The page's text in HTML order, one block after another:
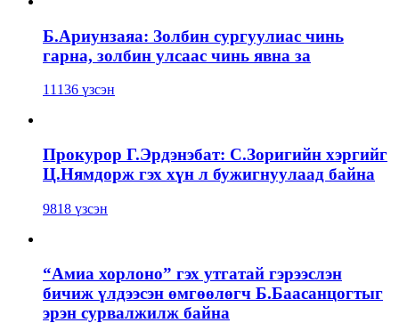
Б.Ариунзаяа: Золбин сургуулиас чинь
гарна, золбин улсаас чинь явна за
11136 үзсэн
Прокурор Г.Эрдэнэбат: С.Зоригийн хэргийг
Ц.Нямдорж гэх хүн л бужигнуулаад байна
9818 үзсэн
“Амиа хорлоно” гэх утгатай гэрээслэн
бичиж үлдээсэн өмгөөлөгч Б.Баасанцогтыг
эрэн сурвалжилж байна